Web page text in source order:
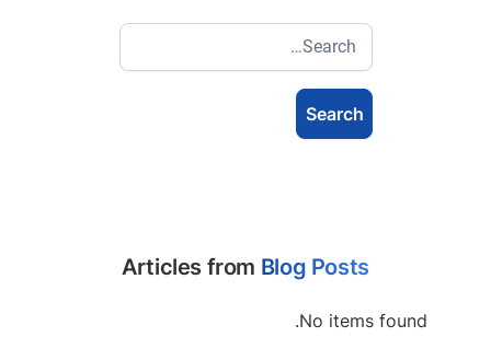
Articles from Blog Posts
No items found.